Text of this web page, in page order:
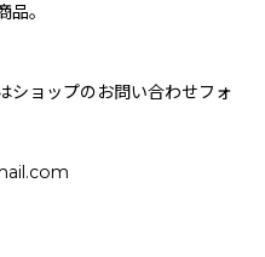
。
ショップのお問い合わせフォ